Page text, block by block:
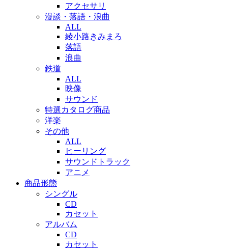
アクセサリ
漫談・落語・浪曲
ALL
綾小路きみまろ
落語
浪曲
鉄道
ALL
映像
サウンド
特選カタログ商品
洋楽
その他
ALL
ヒーリング
サウンドトラック
アニメ
商品形態
シングル
CD
カセット
アルバム
CD
カセット